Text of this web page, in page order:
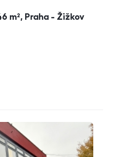
m², Praha - Žižkov